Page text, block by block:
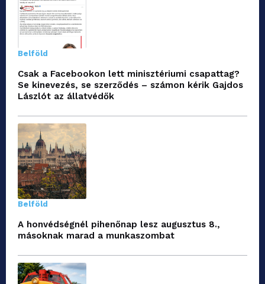
Belföld
Csak a Facebookon lett minisztériumi csapattag?
Se kinevezés, se szerződés – számon kérik Gajdos
Lászlót az állatvédők
Belföld
A honvédségnél pihenőnap lesz augusztus 8.,
másoknak marad a munkaszombat